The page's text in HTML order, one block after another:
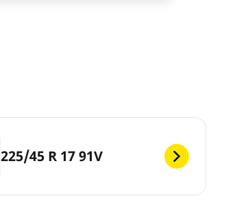
225/45 R 17 91V